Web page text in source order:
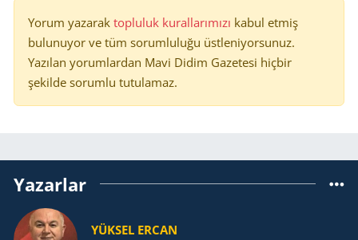
Yorum yazarak topluluk kurallarımızı kabul etmiş
bulunuyor ve tüm sorumluluğu üstleniyorsunuz.
Yazılan yorumlardan Mavi Didim Gazetesi hiçbir
şekilde sorumlu tutulamaz.
Yazarlar
YÜKSEL ERCAN